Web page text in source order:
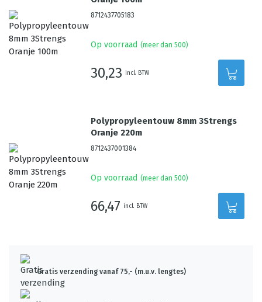
8712437705183
Op voorraad (meer dan 500)
30,23 incl. BTW
Polypropyleentouw 8mm 3Strengs
Oranje 220m
8712437001384
Op voorraad (meer dan 500)
66,47 incl. BTW
Gratis verzending vanaf 75,- (m.u.v. lengtes)